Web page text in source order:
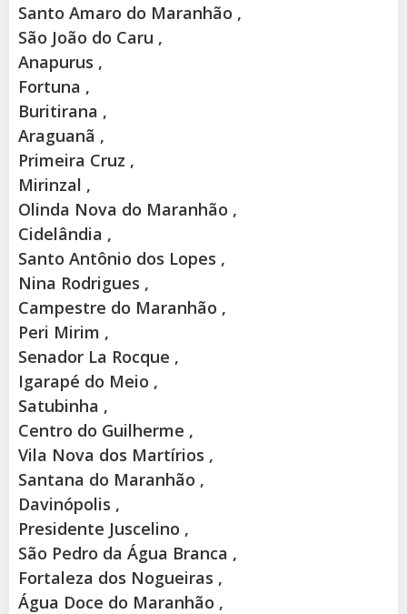
Santo Amaro do Maranhão ,
São João do Caru ,
Anapurus ,
Fortuna ,
Buritirana ,
Araguanã ,
Primeira Cruz ,
Mirinzal ,
Olinda Nova do Maranhão ,
Cidelândia ,
Santo Antônio dos Lopes ,
Nina Rodrigues ,
Campestre do Maranhão ,
Peri Mirim ,
Senador La Rocque ,
Igarapé do Meio ,
Satubinha ,
Centro do Guilherme ,
Vila Nova dos Martírios ,
Santana do Maranhão ,
Davinópolis ,
Presidente Juscelino ,
São Pedro da Água Branca ,
Fortaleza dos Nogueiras ,
Água Doce do Maranhão ,